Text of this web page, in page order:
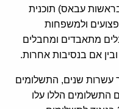
עבאס) תוכנית
ולמשפחות
מתאבדים ומחבלים
אם בנסיבות אחרות.
עשרות שנים, התשלומים
התשלומים הללו עלו